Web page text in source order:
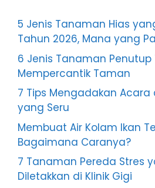
5 Jenis Tanaman Hias
Tahun 2026, Mana yang
6 Jenis Tanaman
Mempercantik Taman
7 Tips Mengadakan
yang Seru
Membuat Air Kolam Ikan
Bagaimana Caranya?
7 Tanaman Pereda Stres
Diletakkan di Klinik Gigi